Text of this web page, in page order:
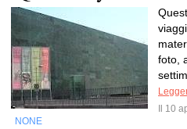
foto,
Il 10
NONE